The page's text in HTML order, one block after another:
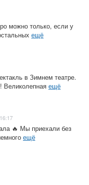
можно только, если у
ещё
в Зимнем театре.
Великолепная ещё
🔥 Мы приехали без
ещё